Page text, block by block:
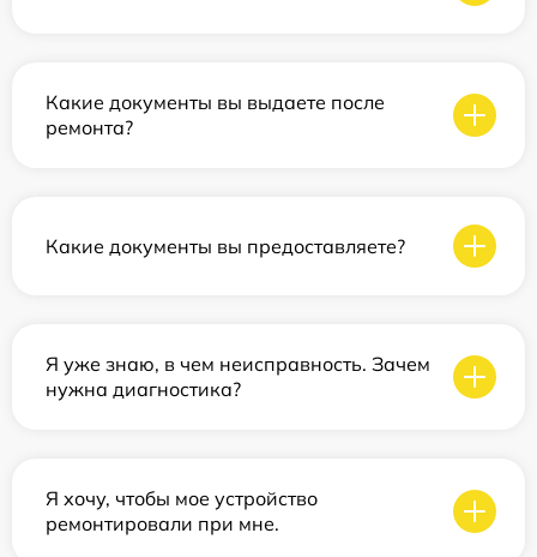
Какие документы вы выдаете после
ремонта?
Какие документы вы предоставляете?
Я уже знаю, в чем неисправность. Зачем
нужна диагностика?
Я хочу, чтобы мое устройство
ремонтировали при мне.